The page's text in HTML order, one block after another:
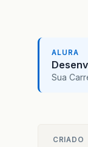
ALURA
Sua
CRIADO